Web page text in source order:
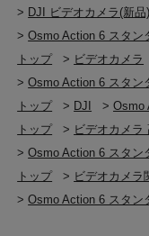
レンズ
FOV：155°
絞り：f/2.0～f/4.0
フォーカス範囲
ISO感度
写真：100～
動画：100～
> DJI ビデオカメラ(新品)
>Osmo Action 6 スタン
トップ
> ビデオカメラ
>Osmo Action 6 スタン
トップ
> DJI >Osmo
トップ
> ビデオカメラ
>Osmo Action 6 スタン
トップ
> ビデオカメラ
>Osmo Action 6 スタン